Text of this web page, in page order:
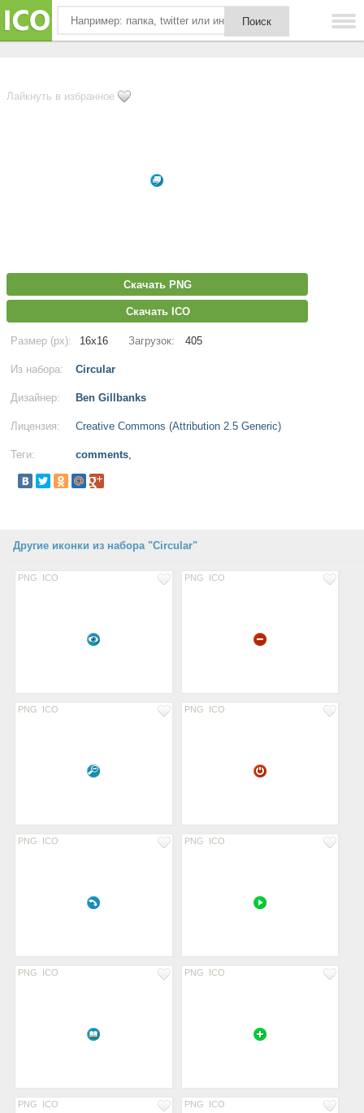
Лайкнуть в избранное
Скачать PNG
Скачать ICO
Размер (px): 16x16 Загрузок: 405
Из набора: Circular
Дизайнер: Ben Gillbanks
Лицензия: Creative Commons (Attribution 2.5 Generic)
Теги: comments,
Другие иконки из набора "Circular"
PNG ICO PNG ICO
PNG ICO PNG ICO
PNG ICO PNG ICO
PNG ICO PNG ICO
PNG ICO PNG ICO